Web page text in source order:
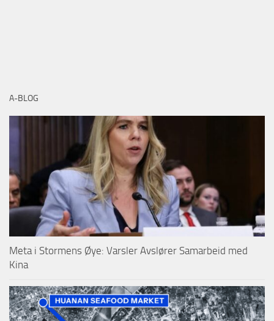
A-BLOG
Meta i Stormens Øye: Varsler Avslører Samarbeid med
Kina